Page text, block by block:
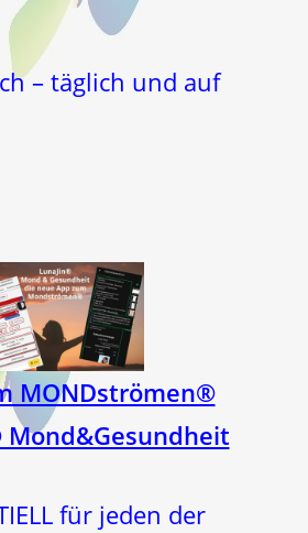
– täglich und auf
MONDströmen®
Mond&Gesundheit
für jeden der